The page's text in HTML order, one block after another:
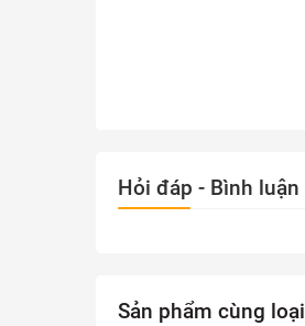
Hỏi đáp - Bình luận
Sản phẩm cùng loại